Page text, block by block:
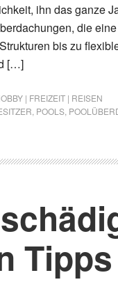
ihn das ganze
die
bis zu
[…]
| FREIZEIT | REISEN
POOLS
Tipps